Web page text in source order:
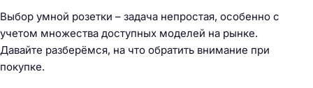
Выбор умной розетки – задача непростая, особенно с
учетом множества доступных моделей на рынке.
Давайте разберёмся, на что обратить внимание при
покупке.